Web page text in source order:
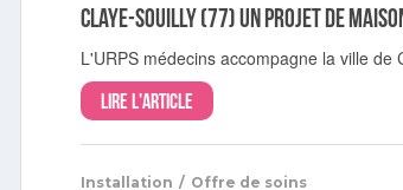
Claye-Souilly (77) Un projet de
L'URPS médecins accompagne la ville
Lire l'article
Installation / Offre de soins